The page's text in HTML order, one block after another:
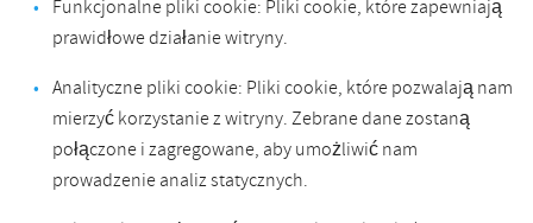
Funkcjonalne pliki cookie: Pliki cookie, które zapewniają
prawidłowe działanie witryny.
Analityczne pliki cookie: Pliki cookie, które pozwalają nam
mierzyć korzystanie z witryny. Zebrane dane zostaną
połączone i zagregowane, aby umożliwić nam
prowadzenie analiz statycznych.